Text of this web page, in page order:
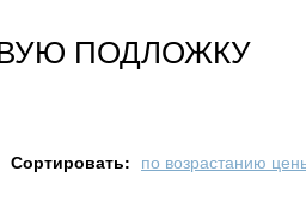
ПОДЛОЖКУ
Сортировать: по возрастанию